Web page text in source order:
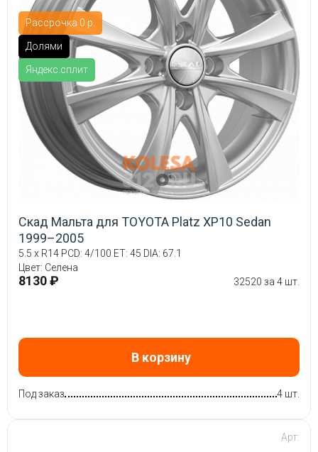
Рассрочка 0 р.
Долями
Яндекс.сплит
Скад Мальта для TOYOTA Platz XP10 Sedan
1999–2005
5.5 x R14 PCD: 4/100 ET: 45 DIA: 67.1
Цвет: Селена
8130 ₽ 32520 за 4 шт.
В корзину
Под заказ 4 шт.
Арт: